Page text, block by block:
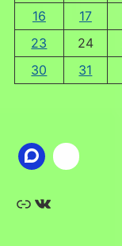
16 17
23
24
30
31